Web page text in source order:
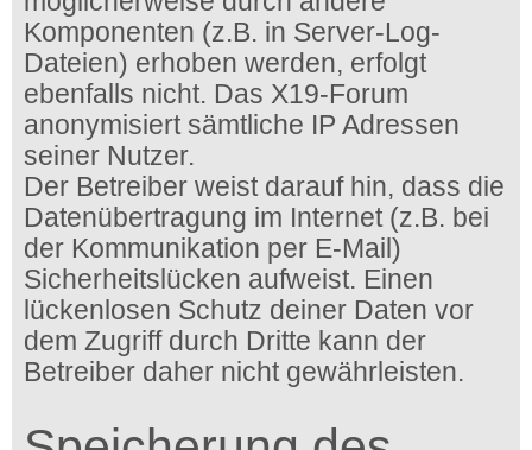
Komponenten (z.B. in Server-Log-
Dateien) erhoben werden, erfolgt
ebenfalls nicht. Das X19-Forum
anonymisiert sämtliche IP Adressen
seiner Nutzer.
Der Betreiber weist darauf hin, dass die
Datenübertragung im Internet (z.B. bei
der Kommunikation per E-Mail)
Sicherheitslücken aufweist. Einen
lückenlosen Schutz deiner Daten vor
dem Zugriff durch Dritte kann der
Betreiber daher nicht gewährleisten.